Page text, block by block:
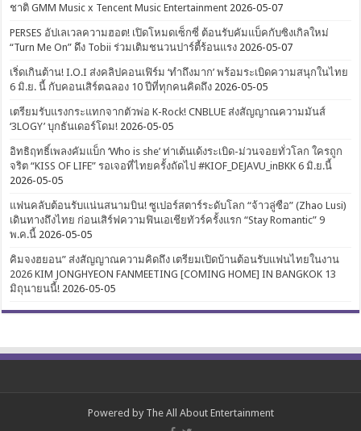
ชาติ GMM Music x Tencent Music Entertainment 2026-05-07
PERSES อัปเลเวลความฮอต! เปิดโหมดเซ็กซี่ ต้อนรับคัมแบ็คกับซิงเกิลใหม่
“Turn Me On” ดึง Tobii ร่วมเติมชนวนปาร์ตี้ร้อนแรง 2026-05-07
เริ่ดเกินต้าน! I.O.I ส่งคลิปคอนเฟิร์ม ‘ทำถึงมาก’ พร้อมระเบิดความสนุกในไทย
6 มิ.ย. นี้ กับคอนเสิร์ตฉลอง 10 ปีที่ทุกคนคิดถึง 2026-05-05
เตรียมรับแรงกระแทกจากตัวพ่อ K-Rock! CNBLUE ส่งสัญญาณความมันส์
‘3LOGY’ บุกธันเดอร์โดม! 2026-05-05
อิทธิฤทธิ์เพลงคัมแบ็ก ‘Who is she’ ท่าเต้นเด้งระเบิด-ม่วนจอยทั่วโลก ใครถูก
จริต “KISS OF LIFE” รอเจอที่ไทยครั้งถัดไป #KIOF_DEJAVU_inBKK 6 มิ.ย.นี้
2026-05-05
แฟนคลับต้อนรับแน่นสนามบิน! ซูเปอร์สตาร์ระดับโลก “จ้าวลู่ซือ” (Zhao Lusi)
เดินทางถึงไทย ก่อนเสิร์ฟความฟินเอเชียทัวร์ครั้งแรก “Stay Romantic” 9
พ.ค.นี้ 2026-05-05
คิมจงฮยอน” ส่งสัญญาณความคิดถึง เตรียมเปิดบ้านต้อนรับแฟนไทยในงาน
2026 KIM JONGHYEON FANMEETING [COMING HOME] IN BANGKOK 13
มิถุนายนนี้! 2026-05-05
Powered by The All About Entertainment